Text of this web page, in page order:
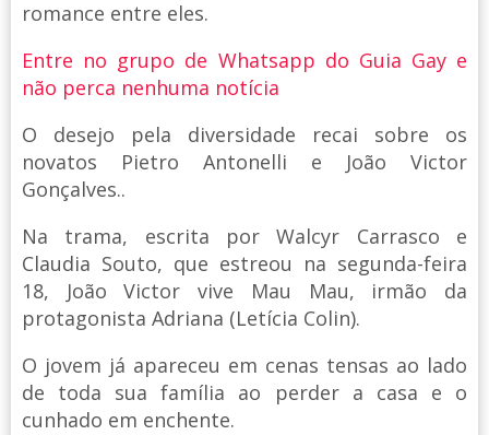
romance entre eles.
Entre no grupo de Whatsapp do Guia Gay e
não perca nenhuma notícia
O desejo pela diversidade recai sobre os
novatos Pietro Antonelli e João Victor
Gonçalves..
Na trama, escrita por Walcyr Carrasco e
Claudia Souto, que estreou na segunda-feira
18, João Victor vive Mau Mau, irmão da
protagonista Adriana (Letícia Colin).
O jovem já apareceu em cenas tensas ao lado
de toda sua família ao perder a casa e o
cunhado em enchente.